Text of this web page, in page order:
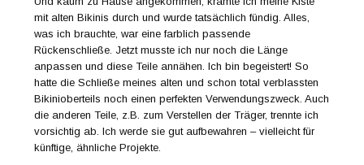
mit alten Bikinis durch und wurde tatsächlich fündig. Alles,
was ich brauchte, war eine farblich passende
Rückenschließe. Jetzt musste ich nur noch die Länge
anpassen und diese Teile annähen. Ich bin begeistert! So
hatte die Schließe meines alten und schon total verblassten
Bikinioberteils noch einen perfekten Verwendungszweck. Auch
die anderen Teile, z.B. zum Verstellen der Träger, trennte ich
vorsichtig ab. Ich werde sie gut aufbewahren – vielleicht für
künftige, ähnliche Projekte.